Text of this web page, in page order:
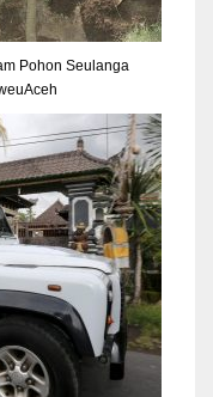
Pohon Seulanga